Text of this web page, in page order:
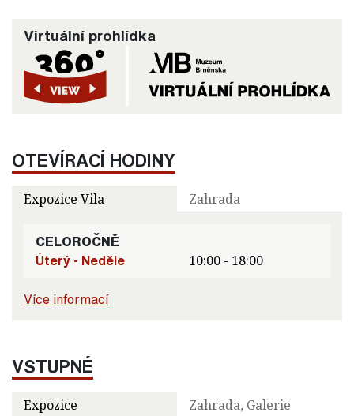
Virtuální prohlídka
OTEVÍRACÍ HODINY
Expozice Vila Zahrada
CELOROČNĚ
Úterý - Neděle
10:00 - 18:00
Více informací
VSTUPNÉ
Expozice Zahrada, Galerie